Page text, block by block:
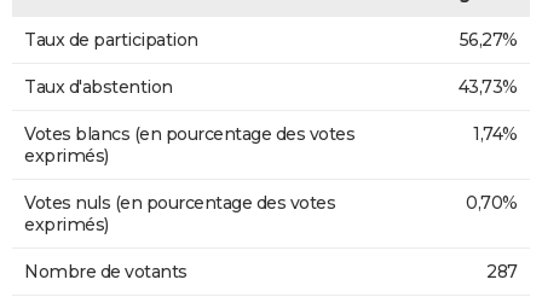
Taux de participation 56,27%
Taux d'abstention 43,73%
Votes blancs (en pourcentage des votes
exprimés)
1,74%
Votes nuls (en pourcentage des votes
exprimés)
0,70%
Nombre de votants 287